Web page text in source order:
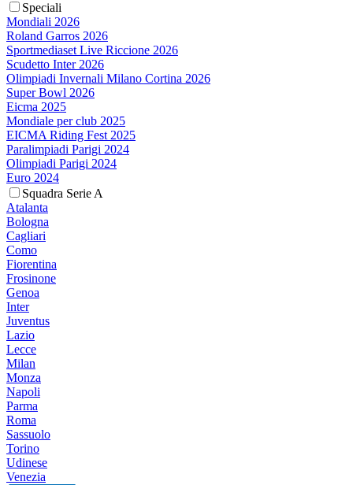
Speciali
Mondiali 2026
Roland Garros 2026
Sportmediaset Live Riccione 2026
Scudetto Inter 2026
Olimpiadi Invernali Milano Cortina 2026
Super Bowl 2026
Eicma 2025
Mondiale per club 2025
EICMA Riding Fest 2025
Paralimpiadi Parigi 2024
Olimpiadi Parigi 2024
Euro 2024
Squadra Serie A
Atalanta
Bologna
Cagliari
Como
Fiorentina
Frosinone
Genoa
Inter
Juventus
Lazio
Lecce
Milan
Monza
Napoli
Parma
Roma
Sassuolo
Torino
Udinese
Venezia